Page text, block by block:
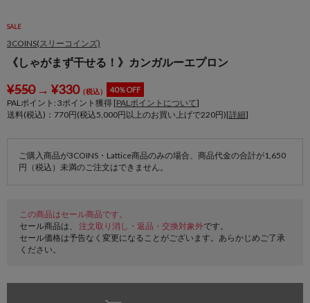
SALE
3COINS(スリーコインズ)
《しゃがまず干せる！》カンガルーエプロン
¥550→ ¥330（税込） 40％OFF
PALポイント: 3ポイント獲得 [PALポイントについて]
送料(税込)：770円(税込5,000円以上のお買い上げで220円)[詳細]
ご購入商品が3COINS・Lattice商品のみの場合、商品代金の合計が1,650
円（税込）未満のご注文はできません。
この商品はセール商品です。
セール商品は、 注文取り消し・返品・交換対象外です。
セール価格は予告なく変更になることがございます。あらかじめご了承
ください。